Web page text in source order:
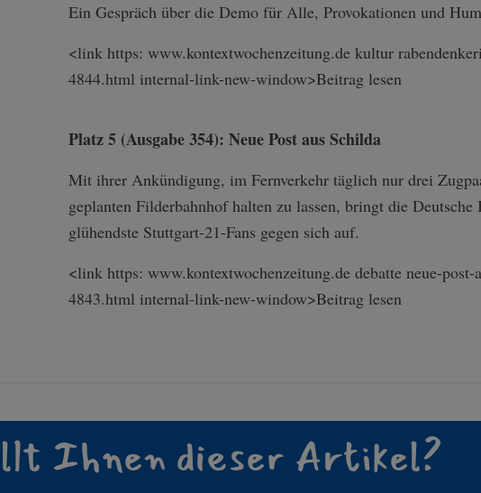
Ein Gespräch über die Demo für Alle, Provokationen und
<link https: www.kontextwochenzeitung.de kultur
4844.html internal-link-n­ew-window>Beitr­ag lesen
Platz 5 (Ausgabe 354): Neue Post aus Schilda
Mit ihrer Ankündigung, im Fernverkehr täglich nur drei
geplanten Filderbahnhof halten zu lassen, bringt die Deutsche
glühendste Stuttgart-21-Fans gegen sich auf.
<link https: www.kontextwochenzeitung.de debatte neue-post-
4843.htm­l internal-link-n­ew-window>Beitr­ag lesen
Ihnen dieser Artikel?